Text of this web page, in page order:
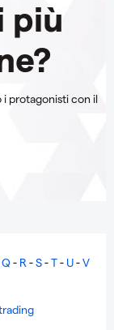
più
i protagonisti con il
Q- R -S-T- U-V